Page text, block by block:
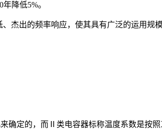
降低5%。
出的频率响应，使其具有广泛的运用规模
定的，而Ⅱ类电容器标称温度系数是按照